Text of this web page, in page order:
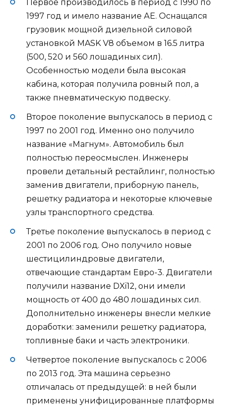
Первое производилось в период с 1990 по
1997 год и имело название АЕ. Оснащался
грузовик мощной дизельной силовой
установкой MASK V8 объемом в 16.5 литра
(500, 520 и 560 лошадиных сил).
Особенностью модели была высокая
кабина, которая получила ровный пол, а
также пневматическую подвеску.
Второе поколение выпускалось в период с
1997 по 2001 год. Именно оно получило
название «Магнум». Автомобиль был
полностью переосмыслен. Инженеры
провели детальный рестайлинг, полностью
заменив двигатели, приборную панель,
решетку радиатора и некоторые ключевые
узлы транспортного средства.
Третье поколение выпускалось в период с
2001 по 2006 год. Оно получило новые
шестицилиндровые двигатели,
отвечающие стандартам Евро-3. Двигатели
получили название DXi12, они имели
мощность от 400 до 480 лошадиных сил.
Дополнительно инженеры внесли мелкие
доработки: заменили решетку радиатора,
топливные баки и часть электроники.
Четвертое поколение выпускалось с 2006
по 2013 год. Эта машина серьезно
отличалась от предыдущей: в ней были
применены унифицированные платформы